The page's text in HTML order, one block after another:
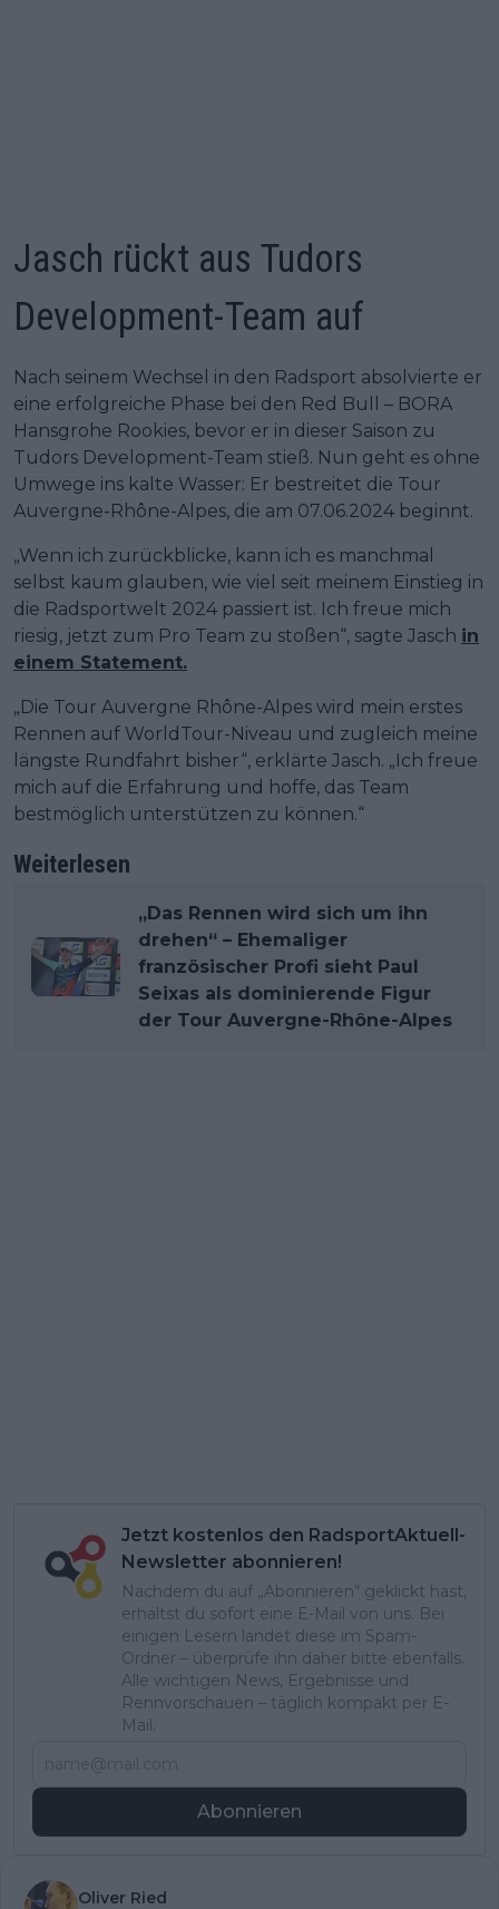
Jasch rückt aus Tudors
Development-Team auf
Nach seinem Wechsel in den Radsport absolvierte er
eine erfolgreiche Phase bei den Red Bull – BORA
Hansgrohe Rookies, bevor er in dieser Saison zu
Tudors Development-Team stieß. Nun geht es ohne
Umwege ins kalte Wasser: Er bestreitet die Tour
Auvergne-Rhône-Alpes, die am 07.06.2024 beginnt.
„Wenn ich zurückblicke, kann ich es manchmal
selbst kaum glauben, wie viel seit meinem Einstieg in
die Radsportwelt 2024 passiert ist. Ich freue mich
riesig, jetzt zum Pro Team zu stoßen“, sagte Jasch in
einem Statement.
„Die Tour Auvergne Rhône-Alpes wird mein erstes
Rennen auf WorldTour-Niveau und zugleich meine
längste Rundfahrt bisher“, erklärte Jasch. „Ich freue
mich auf die Erfahrung und hoffe, das Team
bestmöglich unterstützen zu können.“
Weiterlesen
„Das Rennen wird sich um ihn
drehen“ – Ehemaliger
französischer Profi sieht Paul
Seixas als dominierende Figur
der Tour Auvergne-Rhône-Alpes
Jetzt kostenlos den RadsportAktuell-
Newsletter abonnieren!
Nachdem du auf „Abonnieren“ geklickt hast,
erhältst du sofort eine E-Mail von uns. Bei
einigen Lesern landet diese im Spam-
Ordner – überprüfe ihn daher bitte ebenfalls.
Alle wichtigen News, Ergebnisse und
Rennvorschauen – täglich kompakt per E-
Mail.
Abonnieren
Oliver Ried